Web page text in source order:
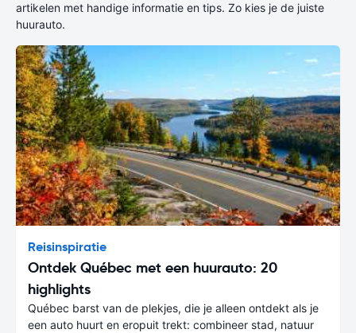
artikelen met handige informatie en tips. Zo kies je de juiste
huurauto.
Reisinspiratie
Ontdek Québec met een huurauto: 20
highlights
Québec barst van de plekjes, die je alleen ontdekt als je
een auto huurt en eropuit trekt: combineer stad, natuur